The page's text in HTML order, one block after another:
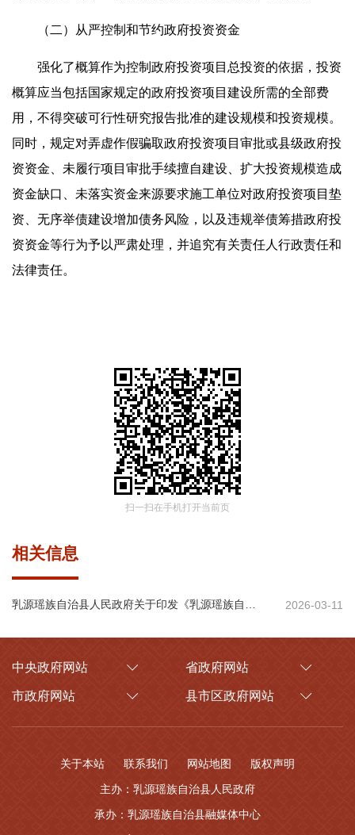
（二）从严控制和节约政府投资资金
强化了概算作为控制政府投资项目总投资的依据，投资
概算应当包括国家规定的政府投资项目建设所需的全部费
用，不得突破可行性研究报告批准的建设规模和投资规模。
同时，规定对弄虚作假骗取政府投资项目审批或县级政府投
资资金、未履行项目审批手续擅自建设、扩大投资规模造成
资金缺口、未落实资金来源要求施工单位对政府投资项目垫
资、无序举债建设增加债务风险，以及违规举债筹措政府投
资资金等行为予以严肃处理，并追究有关责任人行政责任和
法律责任。
扫一扫在手机打开当前页
相关信息
2026-03-11
中央政府网站 省政府网站
市政府网站 县市区政府网站
关于本站 联系我们 网站地图
版权声明
主办：乳源瑶族自治县人民政府
承办：乳源瑶族自治县融媒体中心